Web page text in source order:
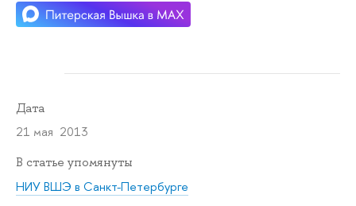
Дата
21 мая 2013
В статье упомянуты
НИУ ВШЭ в Санкт-Петербурге